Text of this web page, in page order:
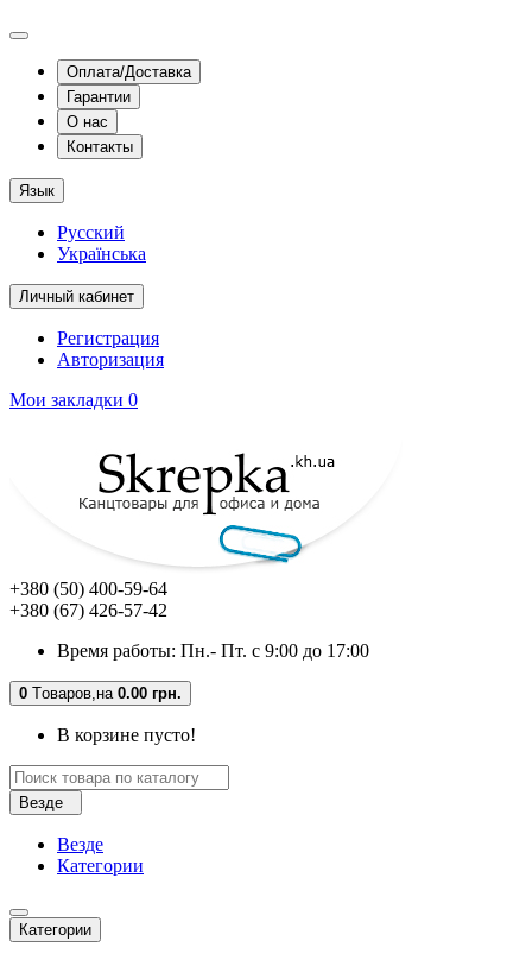
Оплата/Доставка
Гарантии
О нас
Контакты
Язык
Русский
Українська
Личный кабинет
Регистрация
Авторизация
Мои закладки 0
+380 (50) 400-59-64
+380 (67) 426-57-42
Время работы: Пн.- Пт. с 9:00 до 17:00
0 Tоваров,на 0.00 грн.
В корзине пусто!
Везде
Везде
Категории
Категории